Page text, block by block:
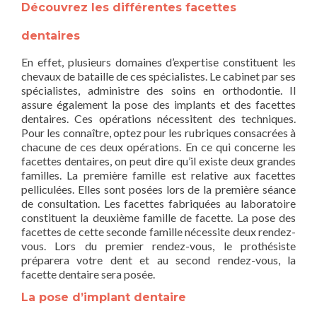
Découvrez les différentes facettes
dentaires
En effet, plusieurs domaines d’expertise constituent les
chevaux de bataille de ces spécialistes. Le cabinet par ses
spécialistes, administre des soins en orthodontie. Il
assure également la pose des implants et des facettes
dentaires. Ces opérations nécessitent des techniques.
Pour les connaître, optez pour les rubriques consacrées à
chacune de ces deux opérations. En ce qui concerne les
facettes dentaires, on peut dire qu’il existe deux grandes
familles. La première famille est relative aux facettes
pelliculées. Elles sont posées lors de la première séance
de consultation. Les facettes fabriquées au laboratoire
constituent la deuxième famille de facette. La pose des
facettes de cette seconde famille nécessite deux rendez-
vous. Lors du premier rendez-vous, le prothésiste
préparera votre dent et au second rendez-vous, la
facette dentaire sera posée.
La pose d’implant dentaire